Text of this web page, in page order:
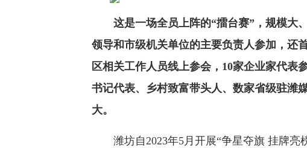
这是一场全员上阵的“擂台赛”，规模大
领导和市级机关单位的主要负责人参加，还
区相关工作人员线上参会，10家企业家代表
书记代表、乡村致富带头人、数家省级驻潍
大。
潍坊自2023年5月开展“争星夺旗 挂牌亮